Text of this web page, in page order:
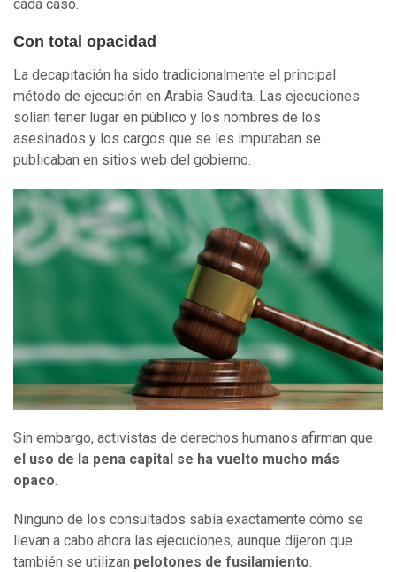
cada caso.
Con total opacidad
La decapitación ha sido tradicionalmente el principal
método de ejecución en Arabia Saudita. Las ejecuciones
solían tener lugar en público y los nombres de los
asesinados y los cargos que se les imputaban se
publicaban en sitios web del gobierno.
Sin embargo, activistas de derechos humanos afirman que
el uso de la pena capital se ha vuelto mucho más
opaco.
Ninguno de los consultados sabía exactamente cómo se
llevan a cabo ahora las ejecuciones, aunque dijeron que
también se utilizan pelotones de fusilamiento.